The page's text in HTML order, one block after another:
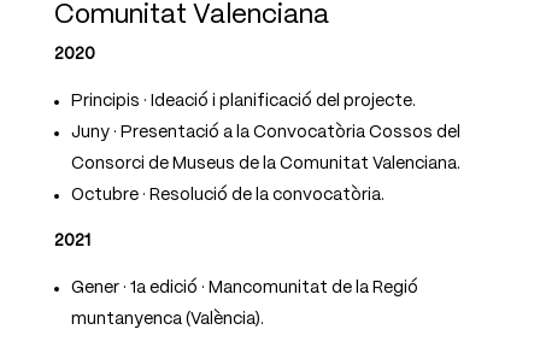
Comunitat Valenciana
2020
Principis · Ideació i planificació del projecte.
Juny · Presentació a la Convocatòria Cossos del
Consorci de Museus de la Comunitat Valenciana.
Octubre · Resolució de la convocatòria.
2021
Gener · 1a edició · Mancomunitat de la Regió
muntanyenca (València).